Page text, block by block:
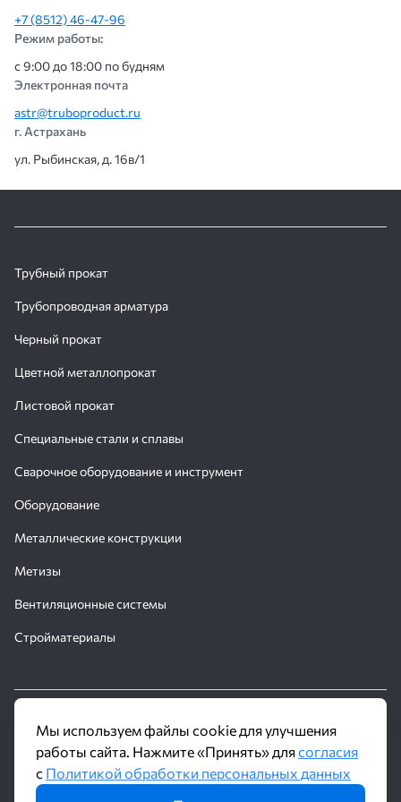
+7 (8512) 46-47-96
Режим работы:
с 9:00 до 18:00 по будням
Электронная почта
astr@truboproduct.ru
г. Астрахань
ул. Рыбинская, д. 16в/1
Трубный прокат
Трубопроводная арматура
Черный прокат
Цветной металлопрокат
Листовой прокат
Специальные стали и сплавы
Сварочное оборудование и инструмент
Оборудование
Металлические конструкции
Метизы
Вентиляционные системы
Стройматериалы
© 2016 - 2026 Производственное объединение «Трубное
Решение»
Политика обработки персональных данных
Мы используем файлы cookie для улучшения
работы сайта. Нажмите «Принять» длясогласия
с Политикой обработки персональных данных